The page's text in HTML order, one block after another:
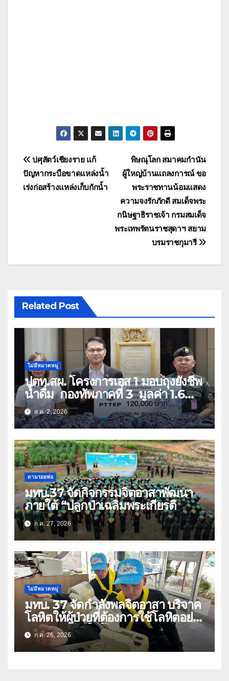
แนะแนว
เรื่อง
พิษณุโลก สมาคมกำนัน
ผู้ใหญ่บ้านแถลงการณ์ ขอ
พระราชทานน้อมแสดง
ความจงรักภักดี สมเด็จพระ
กนิษฐาธิราชเจ้า กรมสมเด็จ
พระเทพรัตนราชสุดาฯ สยาม
บรมราชกุมารี
ปศุสัตว์เชียงราย แก้
ปัญหากระบือขาดแหล่งน้ำ
เร่งก่อสร้างแหล่งเก็บกักน้ำ
Related Post
ไม่มีหมวดหมู่
ปตท.สผ. โครงการเอส 1 มอบถุงยังชีพ
น้ำดื่ม กองทัพภาคที่ 3 มูลค่า 1.6
ล้านบาท
ส.ค. 2, 2026
ตามรอยพ่อ
มทบ.37 จัดกิจกรรมจิตอาสาพัฒนา
ภายใต้ “ปลูกป่าเฉลิมพระเกียรติ
ก.ค. 27, 2026
ไม่มีหมวดหมู่
มทบ. 37 จัดกำลังพลจิตอาสา บริจาค
โลหิตให้ผู้ป่วยที่ต้องการใช้โลหิตอย่าง
เร่งด่วน เนื่องในโอกาสวันเฉลิม
พระชนมพรรษา 74 พรรษา และถวาย
เป็นพระราชกุศลแด่พระบาทสมเด็จ
ก.ค. 26, 2026